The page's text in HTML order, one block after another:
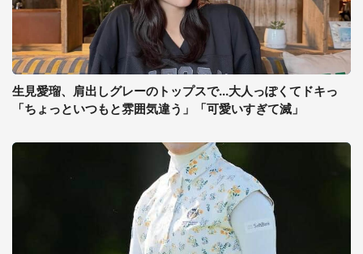
生見愛瑠、肩出しグレーのトップスで...大人っぽくてドキっ
「ちょっといつもと雰囲気違う」「可愛いすぎて滅」